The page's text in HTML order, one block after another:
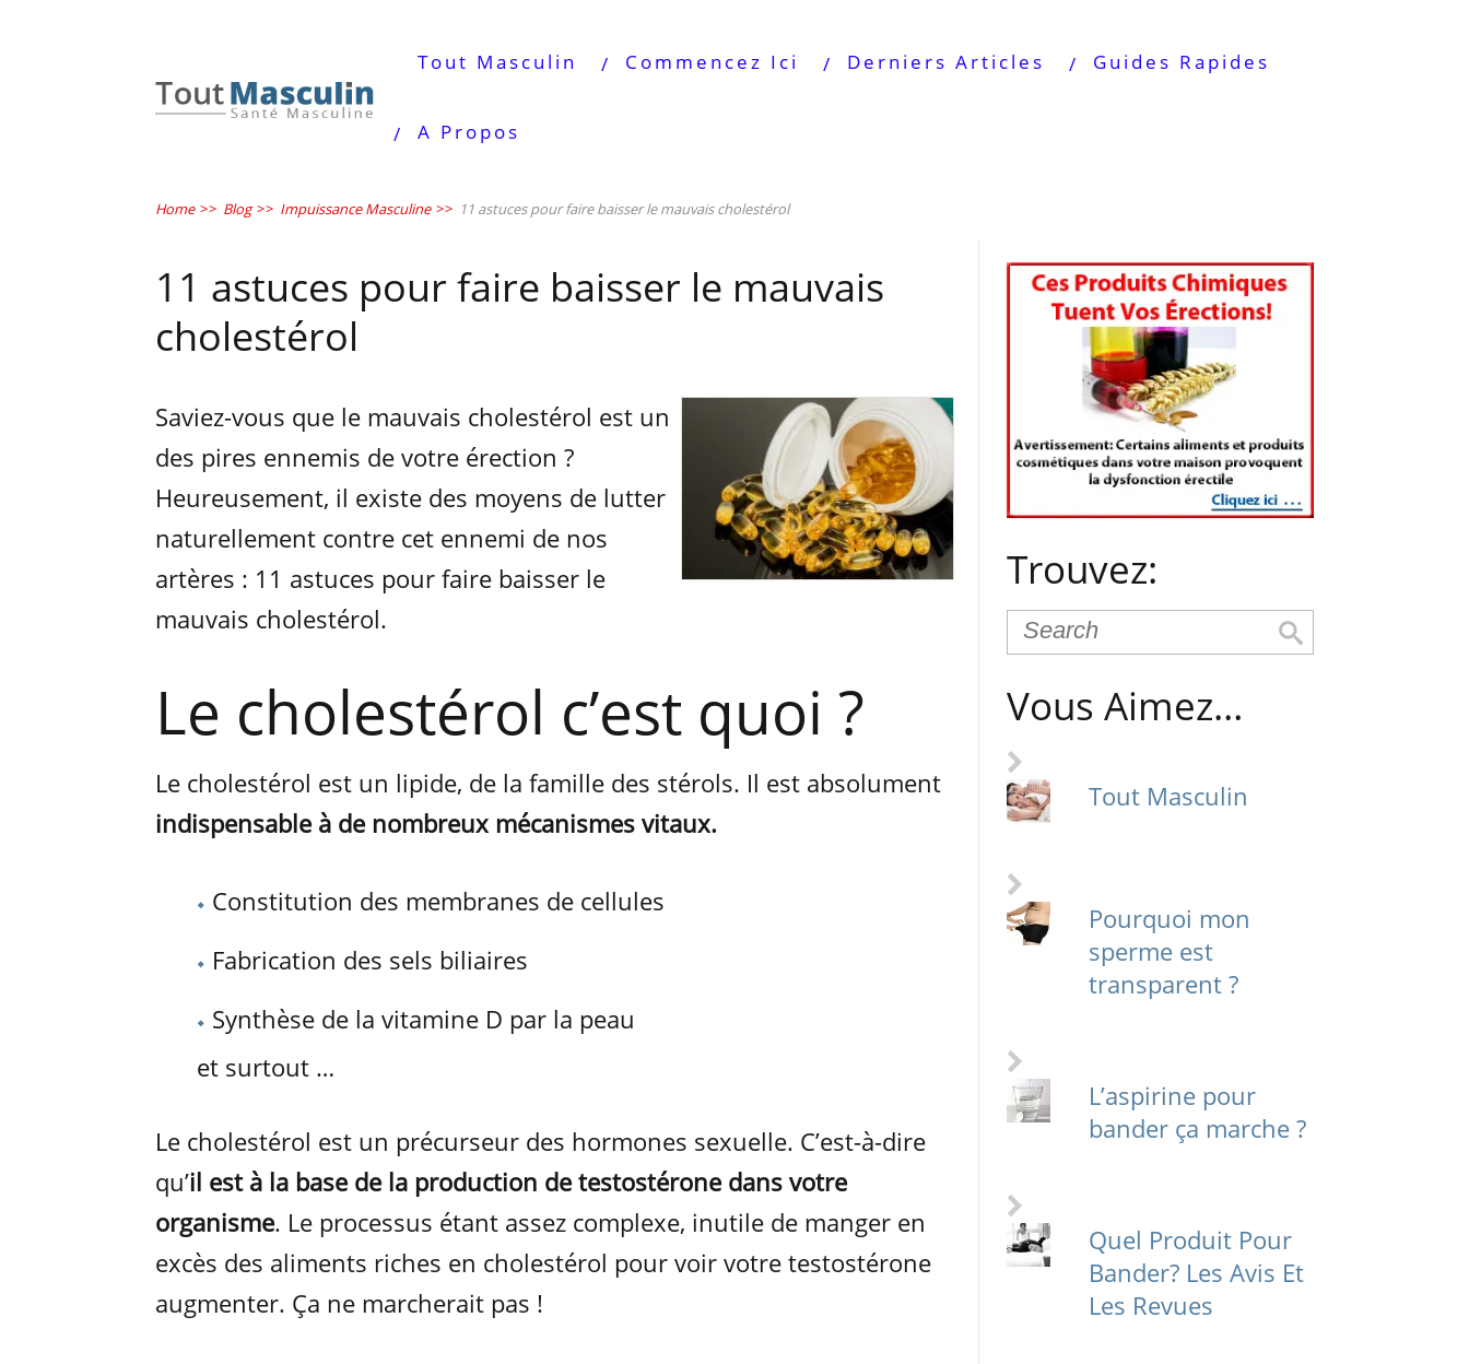
Tout Masculin Commencez Ici Derniers Articles Guides Rapides
A Propos
Home >> Blog >> Impuissance Masculine >> 11 astuces pour faire baisser le mauvais cholestérol
11 astuces pour faire baisser le mauvais
cholestérol
Saviez-vous que le mauvais cholestérol est un
des pires ennemis de votre érection ?
Heureusement, il existe des moyens de lutter
naturellement contre cet ennemi de nos
artères : 11 astuces pour faire baisser le
mauvais cholestérol.
Le cholestérol c’est quoi ?
Le cholestérol est un lipide, de la famille des stérols. Il est absolument
indispensable à de nombreux mécanismes vitaux.
Constitution des membranes de cellules
Fabrication des sels biliaires
Synthèse de la vitamine D par la peau
et surtout …
Le cholestérol est un précurseur des hormones sexuelle. C’est-à-dire
qu’il est à la base de la production de testostérone dans votre
organisme. Le processus étant assez complexe, inutile de manger en
excès des aliments riches en cholestérol pour voir votre testostérone
augmenter. Ça ne marcherait pas !
Trouvez:
Vous Aimez…
Tout Masculin
Pourquoi mon
sperme est
transparent ?
L’aspirine pour
bander ça marche ?
Quel Produit Pour
Bander? Les Avis Et
Les Revues